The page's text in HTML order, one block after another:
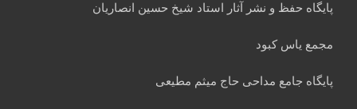
پایگاه حفظ و نشر آثار استاد شیخ حسین انصاریان
مجمع یاس کبود
پایگاه جامع مداحی حاج میثم مطیعی